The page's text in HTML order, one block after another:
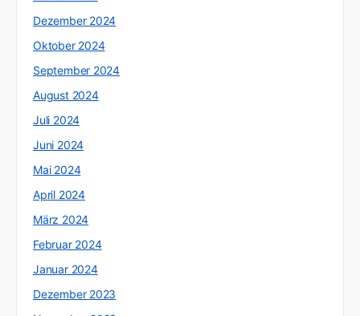
Dezember 2024
Oktober 2024
September 2024
August 2024
Juli 2024
Juni 2024
Mai 2024
April 2024
März 2024
Februar 2024
Januar 2024
Dezember 2023